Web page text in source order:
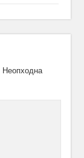
Неопходна